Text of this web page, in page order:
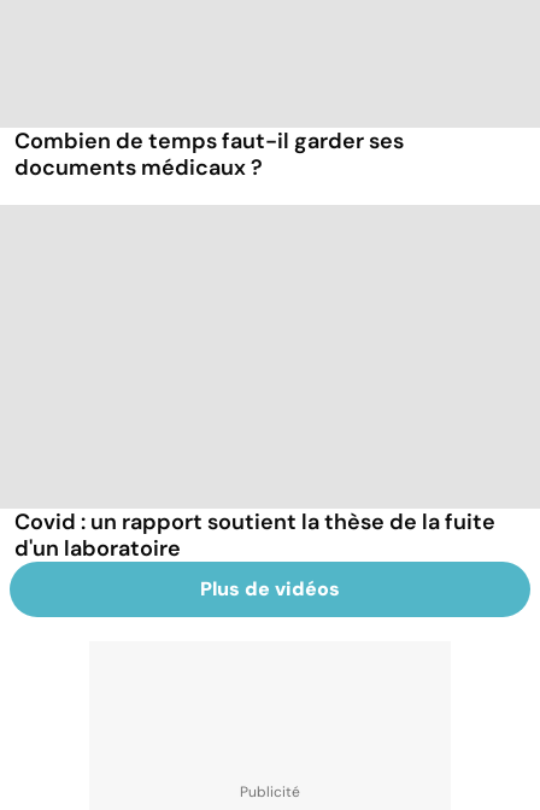
Combien de temps faut-il garder ses
documents médicaux ?
Covid : un rapport soutient la thèse de la fuite
d'un laboratoire
Plus de vidéos